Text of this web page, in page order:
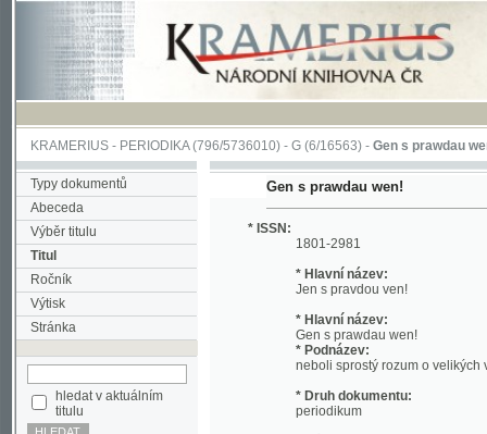
KRAMERIUS-PERIODIKA(796/5736010) -G(6/16563) -Gen s prawdau wen!(1/
Typy dokumentů
Abeceda
Výběr titulu
Titul
Ročník
Výtisk
Stránka
hledat v aktuálním
Pokročilé vyhledávání
Gen s prawdau wen!
1801-2981
* Hlavní název:
* Hlavní název:
* Podnázev:
neboli sprostý rozum o velikých věcech
* Druh dokumentu:
periodikum
* Název vydavatele:
Václav Hess